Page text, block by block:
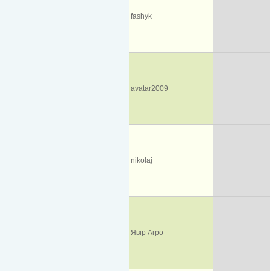
fashyk
avatar2009
nikolaj
Явір Агро